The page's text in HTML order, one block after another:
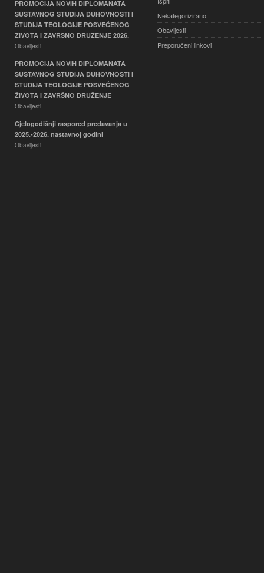
PROMOCIJA NOVIH DIPLOMANATA
SUSTAVNOG STUDIJA DUHOVNOSTI I
STUDIJA TEOLOGIJE POSVEĆENOG
ŽIVOTA I ZAVRŠNO DRUŽENJE 2026.
Obavijesti
PROMOCIJA NOVIH DIPLOMANATA
SUSTAVNOG STUDIJA DUHOVNOSTI I
STUDIJA TEOLOGIJE POSVEĆENOG
ŽIVOTA I ZAVRŠNO DRUŽENJE
Obavijesti
Cjelogodišnji raspored predavanja u
2025.-2026. nastavnoj godini
Obavijesti
Nekategorizirano
Obavijesti
Preporučeni linkovi